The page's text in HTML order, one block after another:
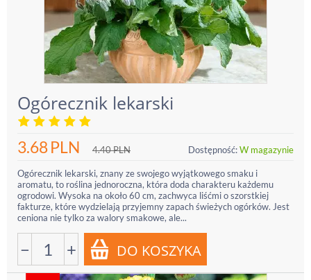
Ogórecznik lekarski
3.68PLN 4.40PLN Dostępność:W magazynie
Ogórecznik lekarski, znany ze swojego wyjątkowego smaku i
aromatu, to roślina jednoroczna, która doda charakteru każdemu
ogrodowi. Wysoka na około 60 cm, zachwyca liśćmi o szorstkiej
fakturze, które wydzielają przyjemny zapach świeżych ogórków. Jest
ceniona nie tylko za walory smakowe, ale...
− +